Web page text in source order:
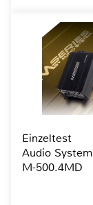
Einzeltest
Audio System
M-500.4MD